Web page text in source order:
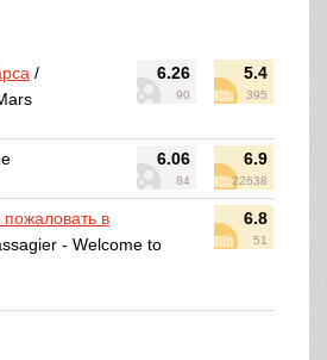
6.26
90
5.4
395
/
6.06
84
6.9
22638
6.8
51
в
- Welcome to